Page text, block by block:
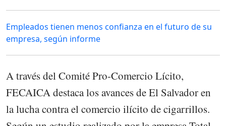
Empleados tienen menos confianza en el futuro de su
empresa, según informe
A través del Comité Pro-Comercio Lícito,
FECAICA destaca los avances de El Salvador en
la lucha contra el comercio ilícito de cigarrillos.